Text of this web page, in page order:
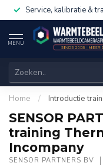
Service, kalibratie &
MENU
Home / Introductie
SENSOR
training
Incompany
SENSOR PARTNERS BV